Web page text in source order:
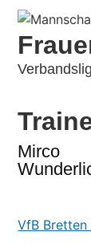
Mirco
VfB Bretten